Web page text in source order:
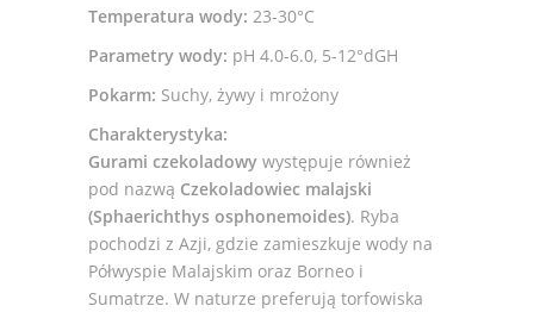
Temperatura wody: 23-30°C
Parametry wody: pH 4.0-6.0, 5-12°dGH
Pokarm: Suchy, żywy i mrożony
Charakterystyka:
Gurami czekoladowy występuje również
pod nazwą Czekoladowiec malajski
(Sphaerichthys osphonemoides). Ryba
pochodzi z Azji, gdzie zamieszkuje wody na
Półwyspie Malajskim oraz Borneo i
Sumatrze. W naturze preferują torfowiska